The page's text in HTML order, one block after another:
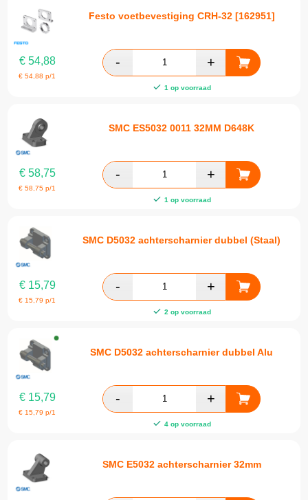
Festo voetbevestiging CRH-32 [162951]
€54,88
€54,88 p/1
1 op voorraad
SMC ES5032 0011 32MM D648K
€58,75
€58,75 p/1
1 op voorraad
SMC D5032 achterscharnier dubbel (Staal)
€15,79
€ 15,79 p/1
2 op voorraad
SMC D5032 achterscharnier dubbel Alu
€15,79
€ 15,79 p/1
4 op voorraad
SMC E5032 achterscharnier 32mm